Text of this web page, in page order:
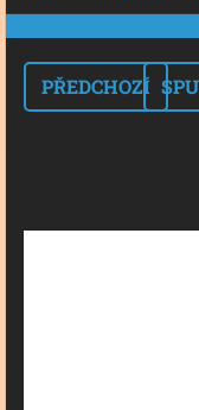
PŘEDCHOZÍ